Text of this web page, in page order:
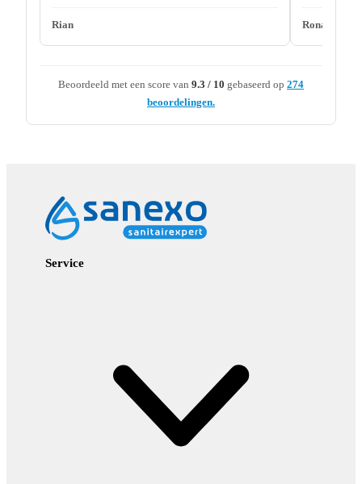
Rian Ronald
Beoordeeld met een score van 9.3 / 10 gebaseerd op 274
beoordelingen.
Service